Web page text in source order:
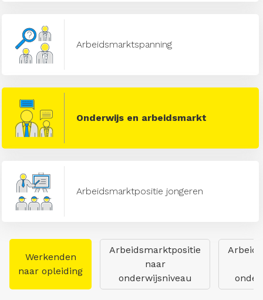
Arbeidsmarktspanning
Onderwijs en arbeidsmarkt
Arbeidsmarktpositie jongeren
Werkenden
naar opleiding
Arbeidsmarktpositie
naar
onderwijsniveau